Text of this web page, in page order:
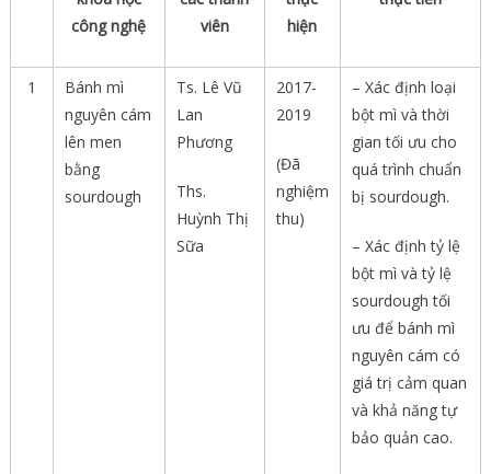
công nghệ
viên
hiện
1
Bánh mì
nguyên cám
lên men
bằng
sourdough
Ts. Lê Vũ
Lan
Phương
Ths.
Huỳnh Thị
Sữa
2017-
2019
(Đã
nghiệm
thu)
– Xác định loại
bột mì và thời
gian tối ưu cho
quá trình chuẩn
bị sourdough.
– Xác định tỷ lệ
bột mì và tỷ lệ
sourdough tối
ưu để bánh mì
nguyên cám có
giá trị cảm quan
và khả năng tự
bảo quản cao.